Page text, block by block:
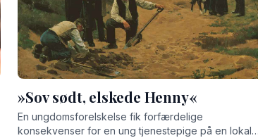
»Sov sødt, elskede Henny«
En ungdomsforelskelse fik forfærdelige
konsekvenser for en ung tjenestepige på en lokal